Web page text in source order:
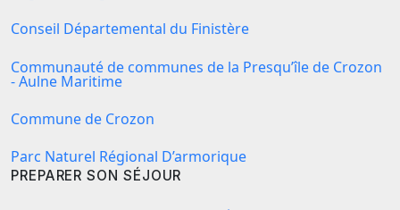
Conseil Départemental du Finistère
Communauté de communes de la Presqu’île de Crozon
- Aulne Maritime
Commune de Crozon
Parc Naturel Régional D’armorique
PREPARER SON SÉJOUR